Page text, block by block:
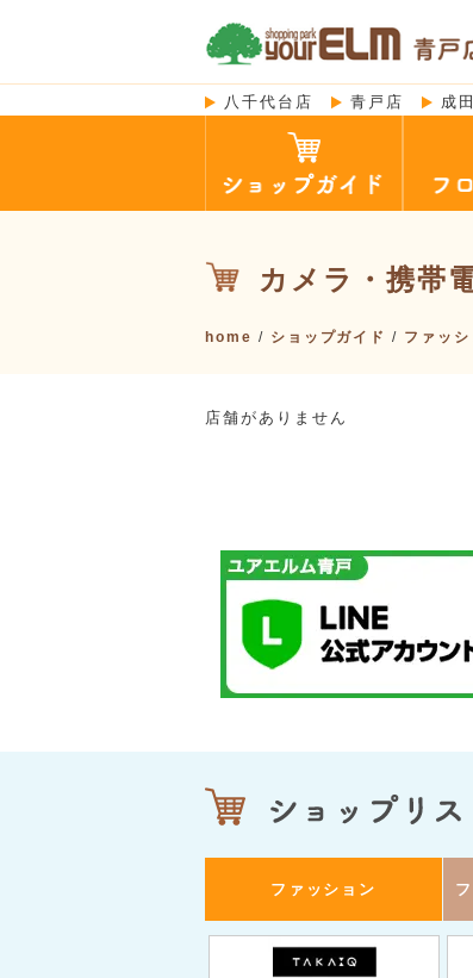
八千代台店 青戸店 成
カメラ・携帯
home / ショップガイド / ファッ
店舗がありません
ファッション